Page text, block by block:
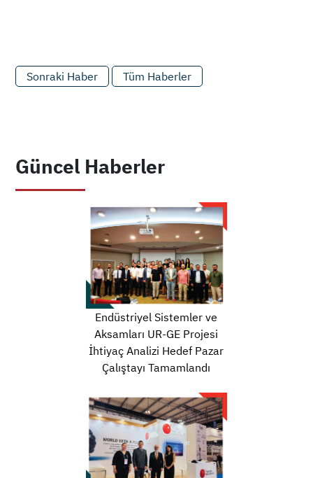
Sonraki Haber Tüm Haberler
Güncel Haberler
Endüstriyel Sistemler ve
Aksamları UR-GE Projesi
İhtiyaç Analizi Hedef Pazar
Çalıştayı Tamamlandı